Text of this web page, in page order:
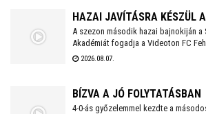
HAZAI JAVÍTÁSRA KÉSZÜL
A szezon második hazai bajnokiján a
Akadémiát fogadja a Videoton FC
Kazincbarcika elleni vereséget
2026.08.07.
BÍZVA A JÓ FOLYTATÁSBAN
4-0-ás győzelemmel kezdte a